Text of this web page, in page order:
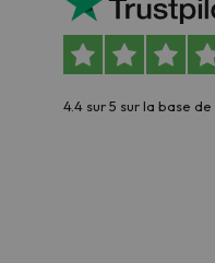
4.4 sur 5 sur la base